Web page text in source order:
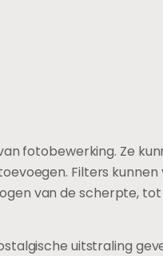
fotobewerking. Ze
Filters
van de scherpte,
uitstraling